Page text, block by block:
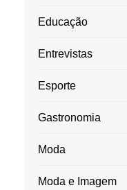
Educação
Entrevistas
Esporte
Gastronomia
Moda
Moda e Imagem